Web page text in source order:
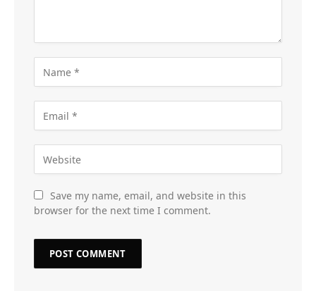
Save my name, email, and website in this
browser for the next time I comment.